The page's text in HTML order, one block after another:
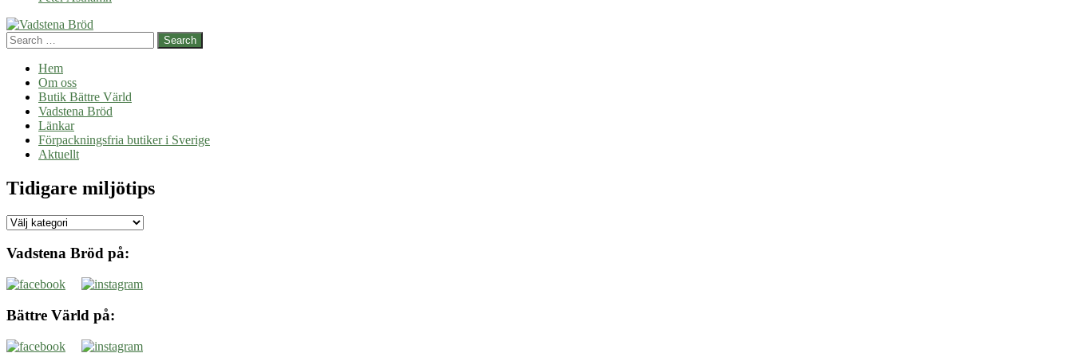
Search
Hem
Om oss
Butik Bättre Värld
Vadstena Bröd
Länkar
Förpackningsfria butiker i Sverige
Aktuellt
Tidigare miljötips
Tidigare
Vadstena Bröd på:
Bättre Värld på: